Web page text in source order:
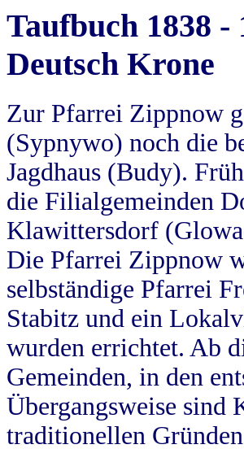
Taufbuch 1838
Deutsch Krone
Zur Pfarrei Zippnow
(Sypnywo) noch die
Jagdhaus (Budy).
die Filialgemeinden
Klawittersdorf
Die Pfarrei Zippnow
selbständige Pfarrei
Stabitz und ein
wurden errichtet. Ab
Gemeinden, in den
Übergangsweise sind
traditionellen